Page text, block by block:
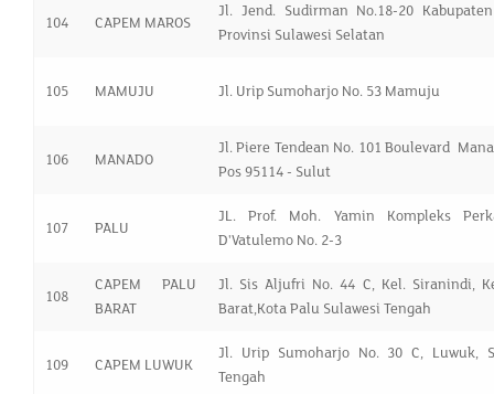
104 CAPEM MAROS
Jl. Jend. Sudirman No.18-20
Provinsi Sulawesi Selatan
105 MAMUJU Jl. Urip Sumoharjo No. 53 Mamuju
106 MANADO
Jl. Piere Tendean No. 101 Boulevard
Pos 95114 - Sulut
107 PALU
JL. Prof. Moh. Yamin Kompleks
D'Vatulemo No. 2-3
108
CAPEM PALU
BARAT
Jl. Sis Aljufri No. 44 C, Kel. Siranindi,
Barat,Kota Palu Sulawesi Tengah
109 CAPEM LUWUK
Jl. Urip Sumoharjo No. 30 C, Luwuk,
Tengah